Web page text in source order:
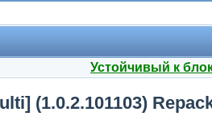
Устойчивый к
(1.0.2.101103)